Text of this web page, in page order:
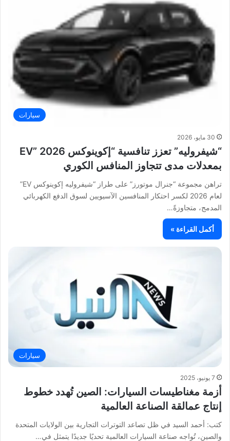
سيارات
30 مايو، 2026
“شيفروليه” تعزز تنافسية “إكوينوكس EV” 2026
بمعدلات مدى تتجاوز المنافس الكوري
تراهن مجموعة “جنرال موتورز” على طراز “شيفروليه إكوينوكس EV”
لعام 2026 لكسر احتكار المنافسين الآسيويين لسوق الدفع الكهربائي
المدمج، متجاوزةً…
أكمل القراءة »
سيارات
7 يونيو، 2025
أزمة مغناطيسات السيارات: الصين تُهدد خطوط
إنتاج عمالقة الصناعة العالمية
كتب: أحمد السيد في ظل تصاعد التوترات التجارية بين الولايات المتحدة
والصين، تُواجه صناعة السيارات العالمية تحديًا جديدًا يتمثل في…